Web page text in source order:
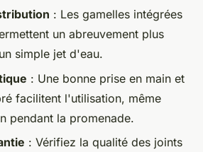
: Les gamelles intégrées
un abreuvement plus
simple jet d'eau.
: Une bonne prise en main et
facilitent l'utilisation, même
pendant la promenade.
: Vérifiez la qualité des joints